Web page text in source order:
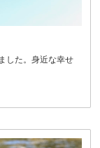
した。身近な幸せ